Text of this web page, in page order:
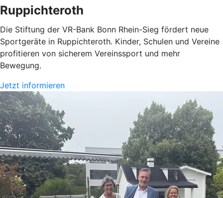
Ruppichteroth
Die Stiftung der VR-Bank Bonn Rhein-Sieg fördert neue
Sportgeräte in Ruppichteroth. Kinder, Schulen und Vereine
profitieren von sicherem Vereinssport und mehr
Bewegung.
Jetzt informieren